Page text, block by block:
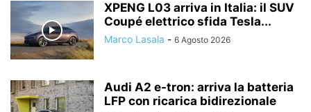
XPENG L03 arriva in Italia: il SUV
Coupé elettrico sfida Tesla...
Marco Lasala - 6 Agosto 2026
Audi A2 e-tron: arriva la batteria
LFP con ricarica bidirezionale